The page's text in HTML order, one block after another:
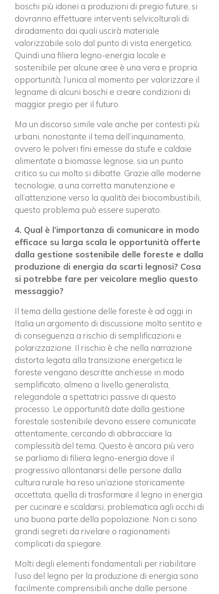
boschi più idonei a produzioni di pregio future, si
dovranno effettuare interventi selvicolturali di
diradamento dai quali uscirà materiale
valorizzabile solo dal punto di vista energetico.
Quindi una filiera legno-energia locale e
sostenibile per alcune aree è una vera e propria
opportunità, l’unica al momento per valorizzare il
legname di alcuni boschi e creare condizioni di
maggior pregio per il futuro.
Ma un discorso simile vale anche per contesti più
urbani, nonostante il tema dell’inquinamento,
ovvero le polveri fini emesse da stufe e caldaie
alimentate a biomasse legnose, sia un punto
critico su cui molto si dibatte. Grazie alle moderne
tecnologie, a una corretta manutenzione e
all’attenzione verso la qualità dei biocombustibili,
questo problema può essere superato.
4. Qual è l’importanza di comunicare in modo
efficace su larga scala le opportunità offerte
dalla gestione sostenibile delle foreste e dalla
produzione di energia da scarti legnosi? Cosa
si potrebbe fare per veicolare meglio questo
messaggio?
Il tema della gestione delle foreste è ad oggi in
Italia un argomento di discussione molto sentito e
di conseguenza a rischio di semplificazioni e
polarizzazione. Il rischio è che nella narrazione
distorta legata alla transizione energetica le
foreste vengano descritte anch’esse in modo
semplificato, almeno a livello generalista,
relegandole a spettatrici passive di questo
processo. Le opportunità date dalla gestione
forestale sostenibile devono essere comunicate
attentamente, cercando di abbracciare la
complessità del tema. Questo è ancora più vero
se parliamo di filiera legno-energia dove il
progressivo allontanarsi delle persone dalla
cultura rurale ha reso un’azione storicamente
accettata, quella di trasformare il legno in energia
per cucinare e scaldarsi, problematica agli occhi di
una buona parte della popolazione. Non ci sono
grandi segreti da rivelare o ragionamenti
complicati da spiegare.
Molti degli elementi fondamentali per riabilitare
l’uso del legno per la produzione di energia sono
facilmente comprensibili anche dalle persone